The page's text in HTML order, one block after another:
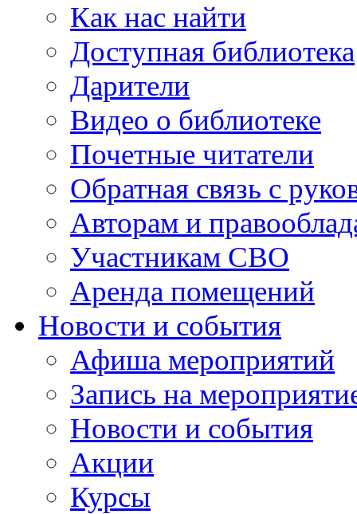
Как нас найти
Доступная библиотека
Дарители
Видео о библиотеке
Почетные читатели
Обратная связь с
Авторам и
Участникам СВО
Аренда помещений
Новости и события
Афиша мероприятий
Запись на
Новости и события
Акции
Курсы